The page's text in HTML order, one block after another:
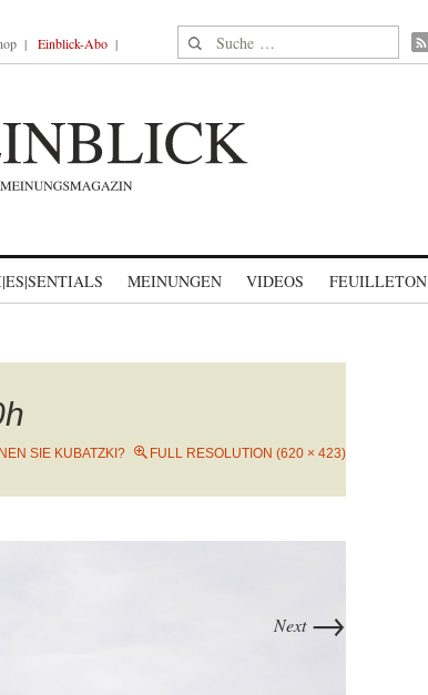
Einblick-Abo Suche nach:
MEINUNGEN VIDEOS FEUILLETON
SIE KUBATZKI? FULL RESOLUTION (620 × 423)
Next →